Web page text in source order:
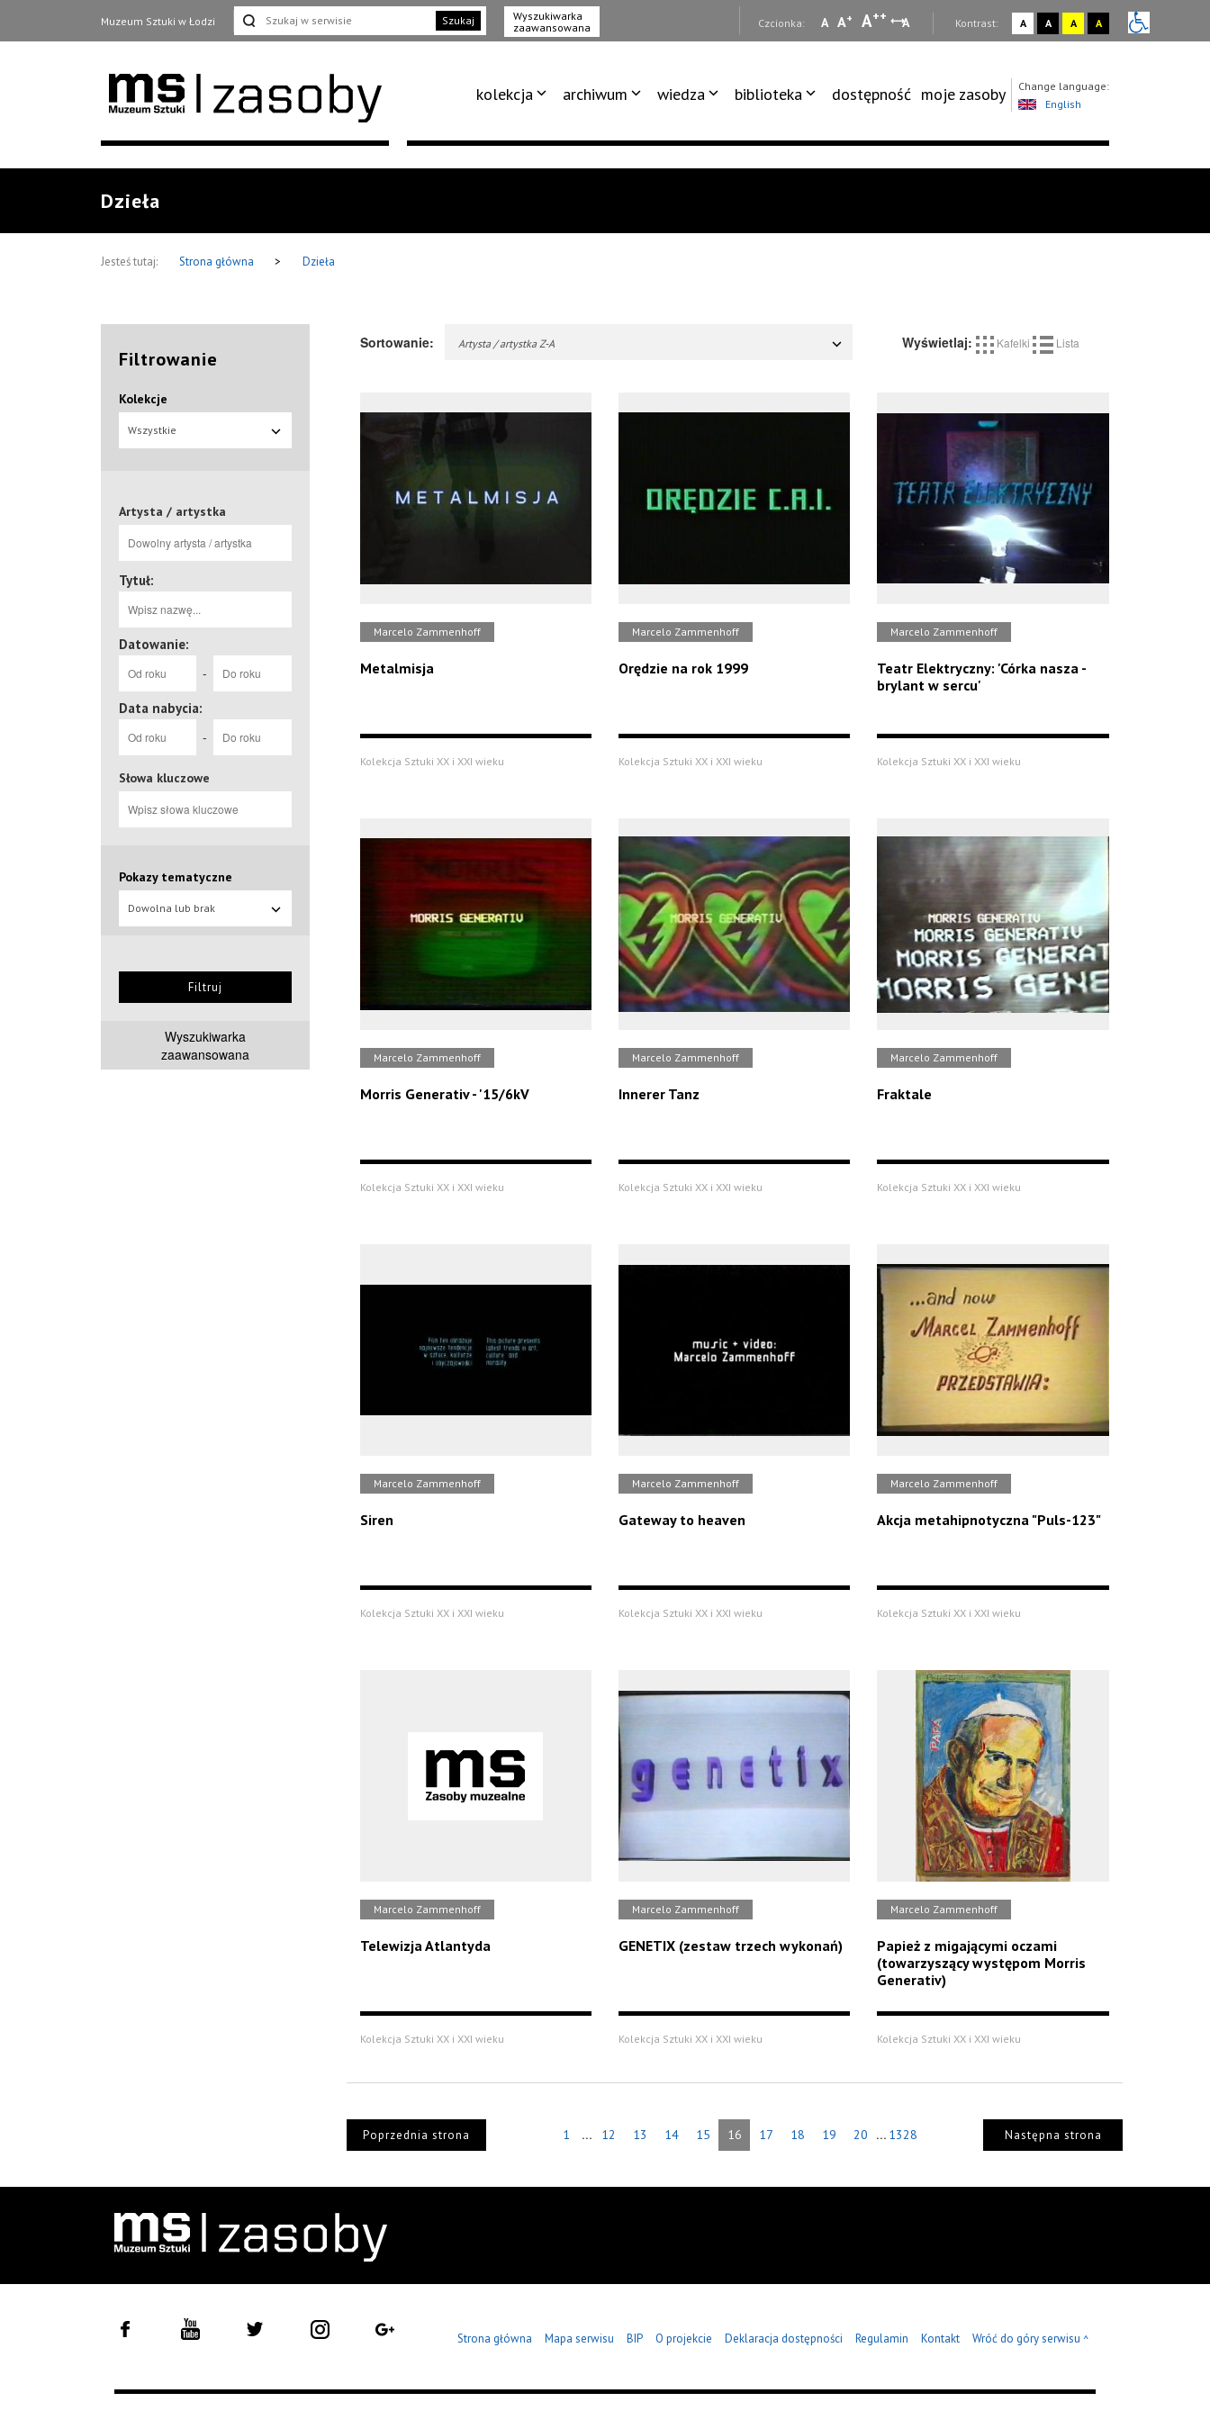
Muzeum Sztuki w Łodzi Szukaj
Wyszukiwarka
zaawansowana
Czcionka: A A+ A++ A Kontrast: A A A A
kolekcja archiwum wiedza biblioteka dostępność moje zasoby
Change language:
English
Dzieła
Jesteś tutaj: Strona główna > Dzieła
Filtrowanie
Kolekcje
Wszystkie
Artysta / artystka
Tytuł:
Datowanie:
-
Data nabycia:
-
Słowa kluczowe
Pokazy tematyczne
Dowolna lub brak
Filtruj
Wyszukiwarka
zaawansowana
Sortowanie: Artysta / artystka Z-A Wyświetlaj: Kafelki Lista
Marcelo Zammenhoff
Metalmisja
Kolekcja Sztuki XX i XXI wieku
Marcelo Zammenhoff
Orędzie na rok 1999
Kolekcja Sztuki XX i XXI wieku
Marcelo Zammenhoff
Teatr Elektryczny: 'Córka nasza -
brylant w sercu'
Kolekcja Sztuki XX i XXI wieku
Marcelo Zammenhoff
Morris Generativ - '15/6kV
Kolekcja Sztuki XX i XXI wieku
Marcelo Zammenhoff
Innerer Tanz
Kolekcja Sztuki XX i XXI wieku
Marcelo Zammenhoff
Fraktale
Kolekcja Sztuki XX i XXI wieku
Marcelo Zammenhoff
Siren
Kolekcja Sztuki XX i XXI wieku
Marcelo Zammenhoff
Gateway to heaven
Kolekcja Sztuki XX i XXI wieku
Marcelo Zammenhoff
Akcja metahipnotyczna "Puls-123"
Kolekcja Sztuki XX i XXI wieku
Marcelo Zammenhoff
Telewizja Atlantyda
Kolekcja Sztuki XX i XXI wieku
Marcelo Zammenhoff
GENETIX (zestaw trzech wykonań)
Kolekcja Sztuki XX i XXI wieku
Marcelo Zammenhoff
Papież z migającymi oczami
(towarzyszący występom Morris
Generativ)
Kolekcja Sztuki XX i XXI wieku
Poprzednia strona 1 ... 12 13 14 15 16 17 18 19 20 ... 1328 Następna strona
Strona główna Mapa serwisu BIP O projekcie Deklaracja dostępności Regulamin Kontakt Wróć do góry serwisu ^